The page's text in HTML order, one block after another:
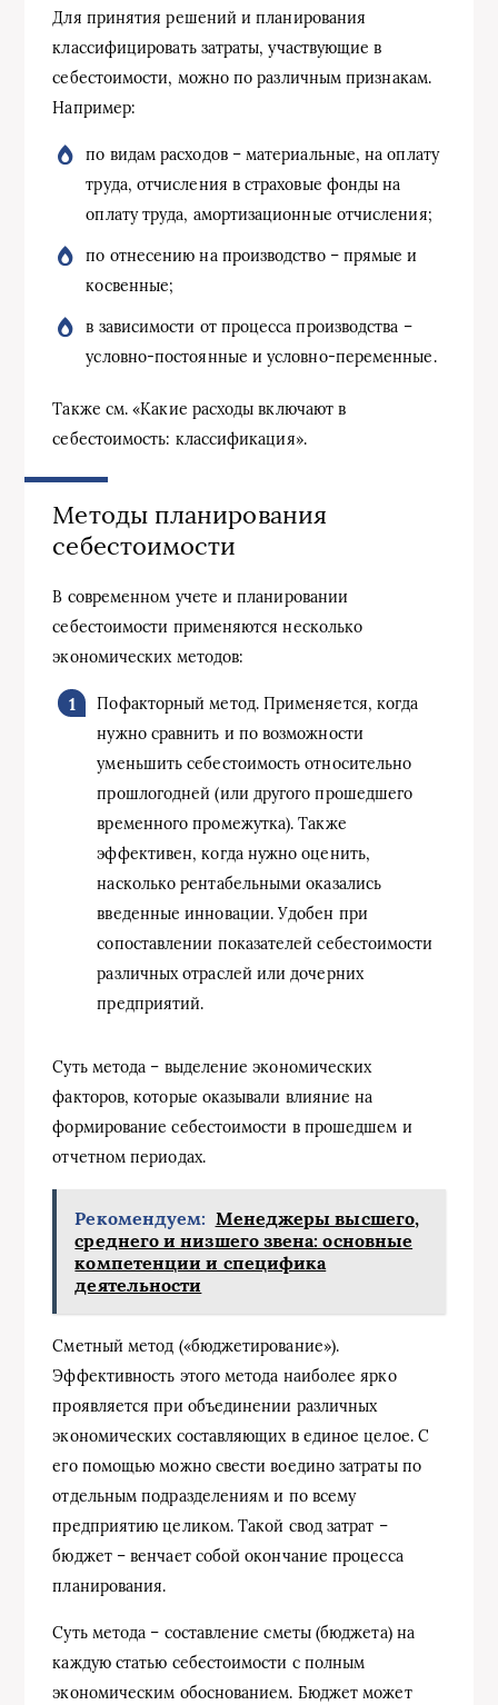
Для принятия решений и планирования
классифицировать затраты, участвующие в
себестоимости, можно по различным признакам.
Например:
по видам расходов – материальные, на оплату
труда, отчисления в страховые фонды на
оплату труда, амортизационные отчисления;
по отнесению на производство – прямые и
косвенные;
в зависимости от процесса производства –
условно-постоянные и условно-переменные.
Также см. «Какие расходы включают в
себестоимость: классификация».
Методы планирования
себестоимости
В современном учете и планировании
себестоимости применяются несколько
экономических методов:
Пофакторный метод. Применяется, когда
нужно сравнить и по возможности
уменьшить себестоимость относительно
прошлогодней (или другого прошедшего
временного промежутка). Также
эффективен, когда нужно оценить,
насколько рентабельными оказались
введенные инновации. Удобен при
сопоставлении показателей себестоимости
различных отраслей или дочерних
предприятий.
Суть метода – выделение экономических
факторов, которые оказывали влияние на
формирование себестоимости в прошедшем и
отчетном периодах.
Рекомендуем: Менеджеры высшего,
среднего и низшего звена: основные
компетенции и специфика
деятельности
Сметный метод («бюджетирование»).
Эффективность этого метода наиболее ярко
проявляется при объединении различных
экономических составляющих в единое целое. С
его помощью можно свести воедино затраты по
отдельным подразделениям и по всему
предприятию целиком. Такой свод затрат –
бюджет – венчает собой окончание процесса
планирования.
Суть метода – составление сметы (бюджета) на
каждую статью себестоимости с полным
экономическим обоснованием. Бюджет может